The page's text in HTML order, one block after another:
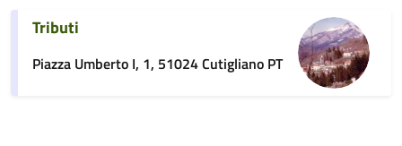
Tributi
Piazza Umberto I, 1, 51024 Cutigliano PT